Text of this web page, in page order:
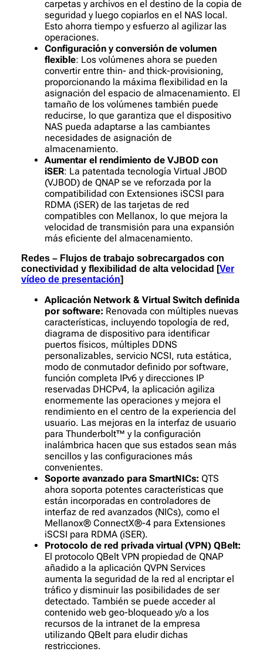
carpetas y archivos en el destino de la copia de
seguridad y luego copiarlos en el NAS local.
Esto ahorra tiempo y esfuerzo al agilizar las
operaciones.
Configuración y conversión de volumen
flexible: Los volúmenes ahora se pueden
convertir entre thin- and thick-provisioning,
proporcionando la máxima flexibilidad en la
asignación del espacio de almacenamiento. El
tamaño de los volúmenes también puede
reducirse, lo que garantiza que el dispositivo
NAS pueda adaptarse a las cambiantes
necesidades de asignación de
almacenamiento.
Aumentar el rendimiento de VJBOD con
iSER: La patentada tecnología Virtual JBOD
(VJBOD) de QNAP se ve reforzada por la
compatibilidad con Extensiones iSCSI para
RDMA (iSER) de las tarjetas de red
compatibles con Mellanox, lo que mejora la
velocidad de transmisión para una expansión
más eficiente del almacenamiento.
Redes – Flujos de trabajo sobrecargados con
conectividad y flexibilidad de alta velocidad [Ver
vídeo de presentación]
Aplicación Network & Virtual Switch definida
por software: Renovada con múltiples nuevas
características, incluyendo topología de red,
diagrama de dispositivo para identificar
puertos físicos, múltiples DDNS
personalizables, servicio NCSI, ruta estática,
modo de conmutador definido por software,
función completa IPv6 y direcciones IP
reservadas DHCPv4, la aplicación agiliza
enormemente las operaciones y mejora el
rendimiento en el centro de la experiencia del
usuario. Las mejoras en la interfaz de usuario
para Thunderbolt™ y la configuración
inalámbrica hacen que sus estados sean más
sencillos y las configuraciones más
convenientes.
Soporte avanzado para SmartNICs: QTS
ahora soporta potentes características que
están incorporadas en controladores de
interfaz de red avanzados (NICs), como el
Mellanox® ConnectX®-4 para Extensiones
iSCSI para RDMA (iSER).
Protocolo de red privada virtual (VPN) QBelt:
El protocolo QBelt VPN propiedad de QNAP
añadido a la aplicación QVPN Services
aumenta la seguridad de la red al encriptar el
tráfico y disminuir las posibilidades de ser
detectado. También se puede acceder al
contenido web geo-bloqueado y/o a los
recursos de la intranet de la empresa
utilizando QBelt para eludir dichas
restricciones.